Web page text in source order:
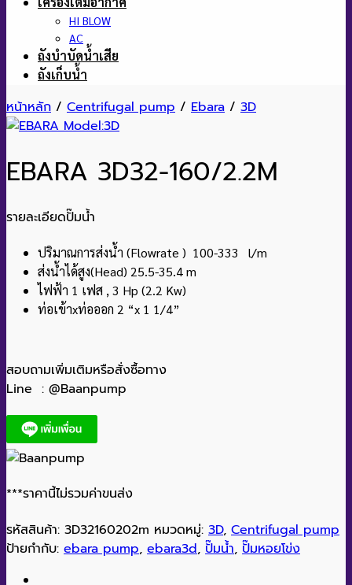
HI BLOW
AC
ถังบำบัดน้ำเสีย
ถังเก็บน้ำ
หน้าหลัก / Centrifugal pump / Ebara / 3D
EBARA 3D32-160/2.2M
รายละเอียดปั๊มน้ำ
ปริมาณการส่งน้ำ (Flowrate ) 100-333 l/m
ส่งน้ำได้สูง(Head) 25.5-35.4 m
ไฟฟ้า 1 เฟส , 3 Hp (2.2 Kw)
ท่อเข้าxท่อออก 2 “x 1 1/4”
สอบถามเพิ่มเติมหรือสั่งซื้อทาง
Line : @Baanpump
***ราคานี้ไม่รวมค่าขนส่ง
รหัสสินค้า: 3D32160202m หมวดหมู่: 3D, Centrifugal pump
ป้ายกำกับ: ebara pump, ebara3d, ปั๊มน้ำ, ปั๊มหอยโข่ง